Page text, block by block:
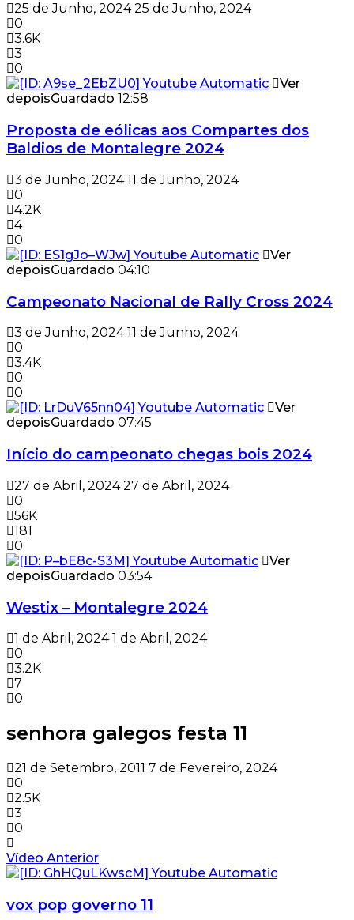
25 de Junho, 2024 25 de Junho, 2024
0
3.6K
3
0
Ver
depoisGuardado 12:58
Proposta de eólicas aos Compartes dos
Baldios de Montalegre 2024
3 de Junho, 2024 11 de Junho, 2024
0
4.2K
4
0
Ver
depoisGuardado 04:10
Campeonato Nacional de Rally Cross 2024
3 de Junho, 2024 11 de Junho, 2024
0
3.4K
0
0
Ver
depoisGuardado 07:45
Início do campeonato chegas bois 2024
27 de Abril, 2024 27 de Abril, 2024
0
56K
181
0
Ver
depoisGuardado 03:54
Westix – Montalegre 2024
1 de Abril, 2024 1 de Abril, 2024
0
3.2K
7
0
senhora galegos festa 11
21 de Setembro, 2011 7 de Fevereiro, 2024
0
2.5K
3
0
Vídeo Anterior
vox pop governo 11